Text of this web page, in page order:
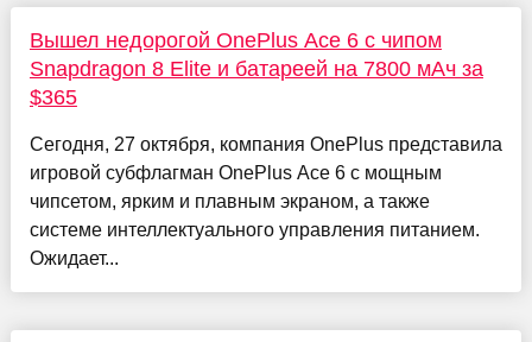
Вышел недорогой OnePlus Ace 6 с чипом
Snapdragon 8 Elite и батареей на 7800 мАч за
$365
Сегодня, 27 октября, компания OnePlus представила
игровой субфлагман OnePlus Ace 6 с мощным
чипсетом, ярким и плавным экраном, а также
системе интеллектуального управления питанием.
Ожидает...